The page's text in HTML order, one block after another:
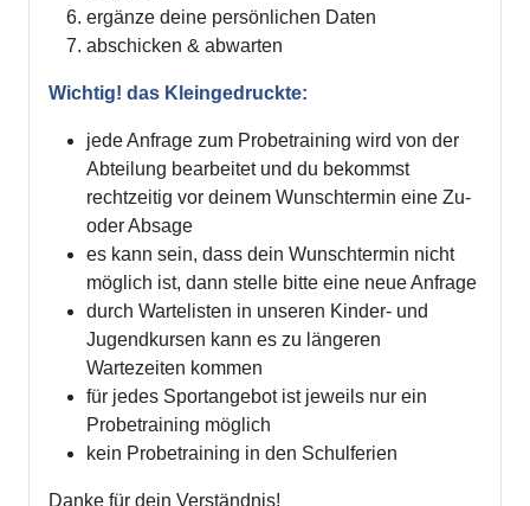
ergänze deine persönlichen Daten
abschicken & abwarten
Wichtig! das Kleingedruckte:
jede Anfrage zum Probetraining wird von der
Abteilung bearbeitet und du bekommst
rechtzeitig vor deinem Wunschtermin eine Zu-
oder Absage
es kann sein, dass dein Wunschtermin nicht
möglich ist, dann stelle bitte eine neue Anfrage
durch Wartelisten in unseren Kinder- und
Jugendkursen kann es zu längeren
Wartezeiten kommen
für jedes Sportangebot ist jeweils nur ein
Probetraining möglich
kein Probetraining in den Schulferien
Danke für dein Verständnis!